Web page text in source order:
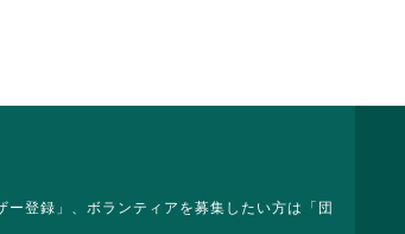
登録」、ボランティアを募集したい方は「団